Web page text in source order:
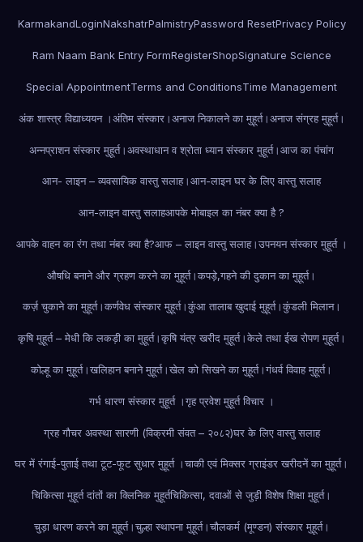
KarmakandLoginNakshatrPalmistryPassword ResetPrivacy Policy
Ram Naam Bank Entry FormRegisterShopSignature Science
Special AppointmentTerms and ConditionsTime Management
अंक शास्त्र विद्याध्ययन ।अंतिम संस्कार।अनाज निकालने का मुहूर्त।अनाज संग्रह मुहूर्त।
अन्नप्राशन संस्कार मुहूर्त।अवस्थाधान व श्रोता ध्यान संस्कार मुहूर्त।आज का पंचांग
आन- लाइन – व्यवसायिक वास्तु सलाह।आन-लाइन घर के लिए वास्तु सलाह
आन-लाइन वास्तु सलाहआपके मोबाइल का नंबर क्या है ?
आपके वाहन का रंग तथा नंबर क्या है?आफ – लाइन वास्तु सलाह।उपनयन संस्कार मुहूर्त ।
औषधि बनाने और ग्रहण करने का मुहूर्त।कपड़े,गहने की दुकान का मुहूर्त।
कर्ज़ चुकाने का मुहूर्त।कर्णवेध संस्कार मुहूर्त।कुंआ तालाब खुदाई मुहूर्त।कुंडली मिलान।
कृषि मुहूर्त – मेधी कि लकड़ी का मुहूर्त।कृषि यंत्र खरीद मुहूर्त।केले तथा ईख रोपण मुहूर्त।
कोल्हू का मुहूर्त।खलिहान बनाने मुहूर्त।खेल को सिखने का मुहूर्त।गंधर्व विवाह मुहूर्त।
गर्भ धारण संस्कार मुहूर्त ।गृह प्रवेश मुहूर्त विचार ।
ग्रह गौचर अवस्था सारणी (विक्रमी संवत – २०८२)घर के लिए वास्तु सलाह
घर में रंगाई-पुताई तथा टूट-फूट सुधार मुहूर्त ।चाकी एवं मिक्सर ग्राइंडर खरीदनें का मुहूर्त।
चिकित्सा मुहूर्त दांतों का क्लिनिक मुहूर्तचिकित्सा, दवाओं से जुड़ी विशेष शिक्षा मुहूर्त।
चुड़ा धारण करने का मुहूर्त।चुल्हा स्थापना मुहूर्त।चौलकर्म (मूण्डन) संस्कार मुहूर्त।